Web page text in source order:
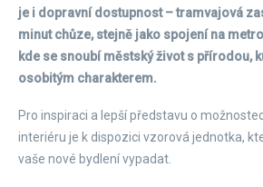
je i dopravní dostupnost – tramvajová
minut chůze, stejně jako spojení na
kde se snoubí městský život s přírodou,
osobitým charakterem.
Pro inspiraci a lepší představu o
interiéru je k dispozici vzorová jednotka,
vaše nové bydlení vypadat.